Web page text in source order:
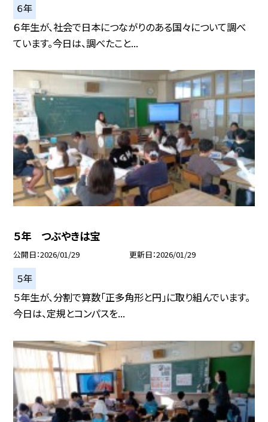
６年
６年生が、社会で日本につながりのある国々について調べ
ています。今日は、調べたこと...
５年 つぶやきは宝
公開日 2026/01/29 更新日 2026/01/29
５年
５年生が、分割で算数「正多角形と円」に取り組んでいます。
今日は、定規とコンパスを...